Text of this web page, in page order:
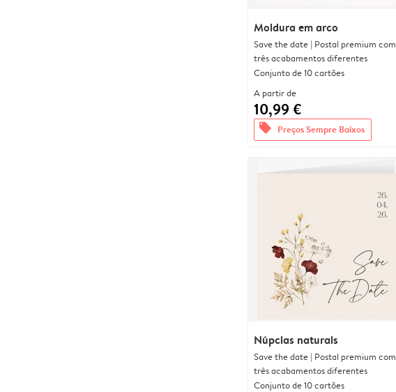
Moldura em arco
Save the date | Postal premium com
três acabamentos diferentes
Conjunto de 10 cartões
A partir de
10,99 €
offers Preços Sempre Baixos
Núpcias naturais
Save the date | Postal premium com
três acabamentos diferentes
Conjunto de 10 cartões